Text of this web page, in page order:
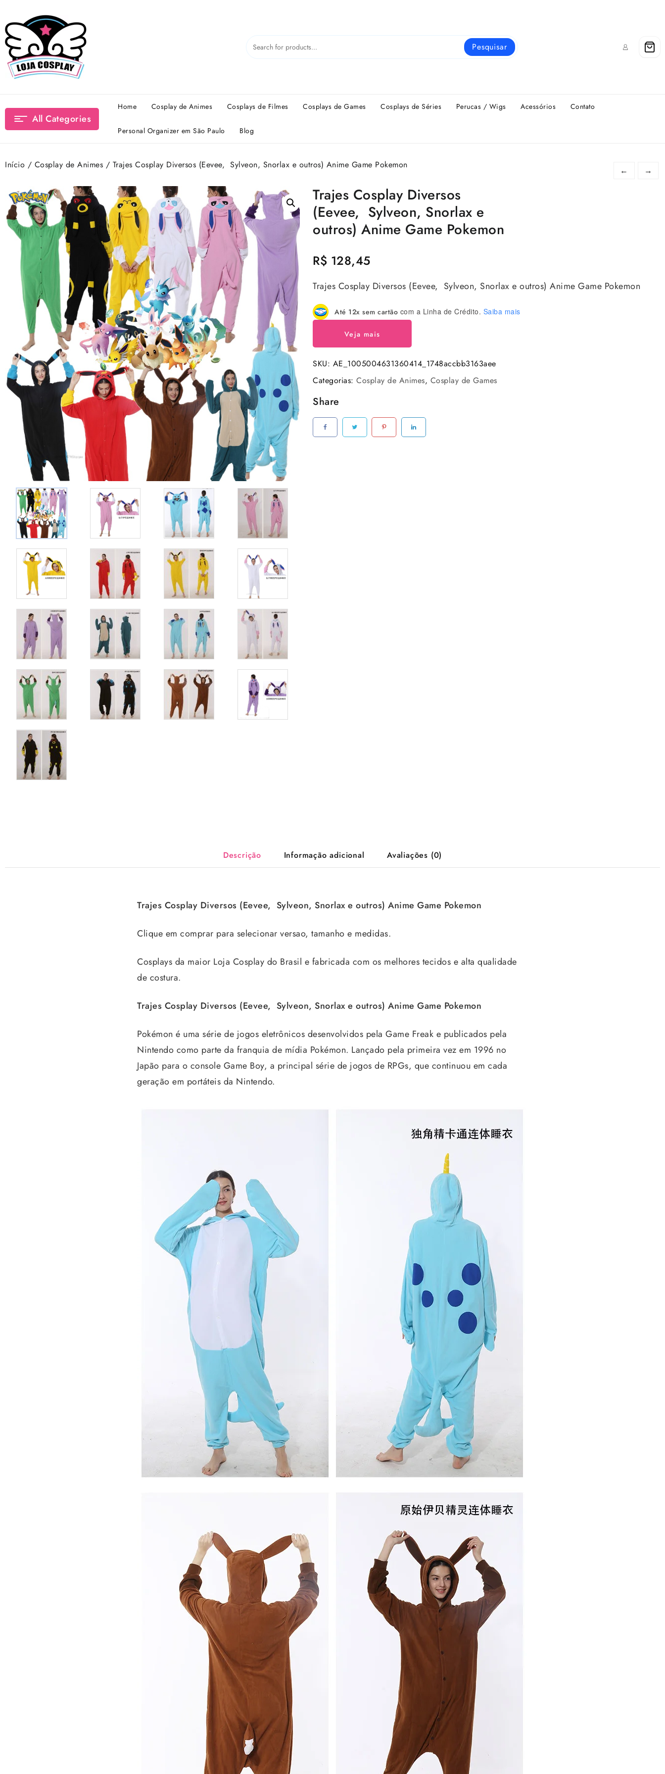
content
Pesquisar
All Categories
Home Cosplay de Animes Cosplays de Filmes Cosplays de Games Cosplays de Séries Perucas / Wigs Acessórios Contato
Personal Organizer em São Paulo Blog
Início / Cosplay de Animes / Trajes Cosplay Diversos (Eevee, Sylveon, Snorlax e outros) Anime Game Pokemon
← →
Trajes Cosplay Diversos
(Eevee, Sylveon, Snorlax e
outros) Anime Game Pokemon
R$ 128,45
Trajes Cosplay Diversos (Eevee, Sylveon, Snorlax e outros) Anime Game Pokemon
Até 12x sem cartão com a Linha de Crédito. Saiba mais
Veja mais
SKU: AE_1005004631360414_1748accbb3163aee
Categorias:Cosplay de Animes, Cosplay de Games
Share
Descrição Informação adicional Avaliações (0)
Trajes Cosplay Diversos (Eevee, Sylveon, Snorlax e outros) Anime Game Pokemon
Clique em comprar para selecionar versao, tamanho e medidas.
Cosplays da maior Loja Cosplay do Brasil e fabricada com os melhores tecidos e alta qualidade
de costura.
Trajes Cosplay Diversos (Eevee, Sylveon, Snorlax e outros) Anime Game Pokemon
Pokémon é uma série de jogos eletrônicos desenvolvidos pela Game Freak e publicados pela
Nintendo como parte da franquia de mídia Pokémon. Lançado pela primeira vez em 1996 no
Japão para o console Game Boy, a principal série de jogos de RPGs, que continuou em cada
geração em portáteis da Nintendo.